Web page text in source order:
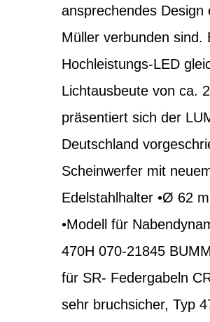
ansprechendes
Müller verbunden sind.
Hochleistungs-LED
Lichtausbeute von ca.
präsentiert sich der
Deutschland
Scheinwerfer mit
Edelstahlhalter •Ø 62
•Modell für
470H 070-21845
für SR- Federgabeln
sehr bruchsicher, Typ